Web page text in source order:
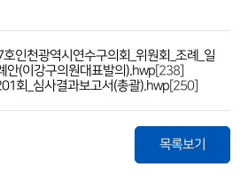
인천광역시연수구의회_위원회_조례_일
안(이강구의원대표발의).hwp[238]
회_심사결과보고서(총괄).hwp[250]
목록보기